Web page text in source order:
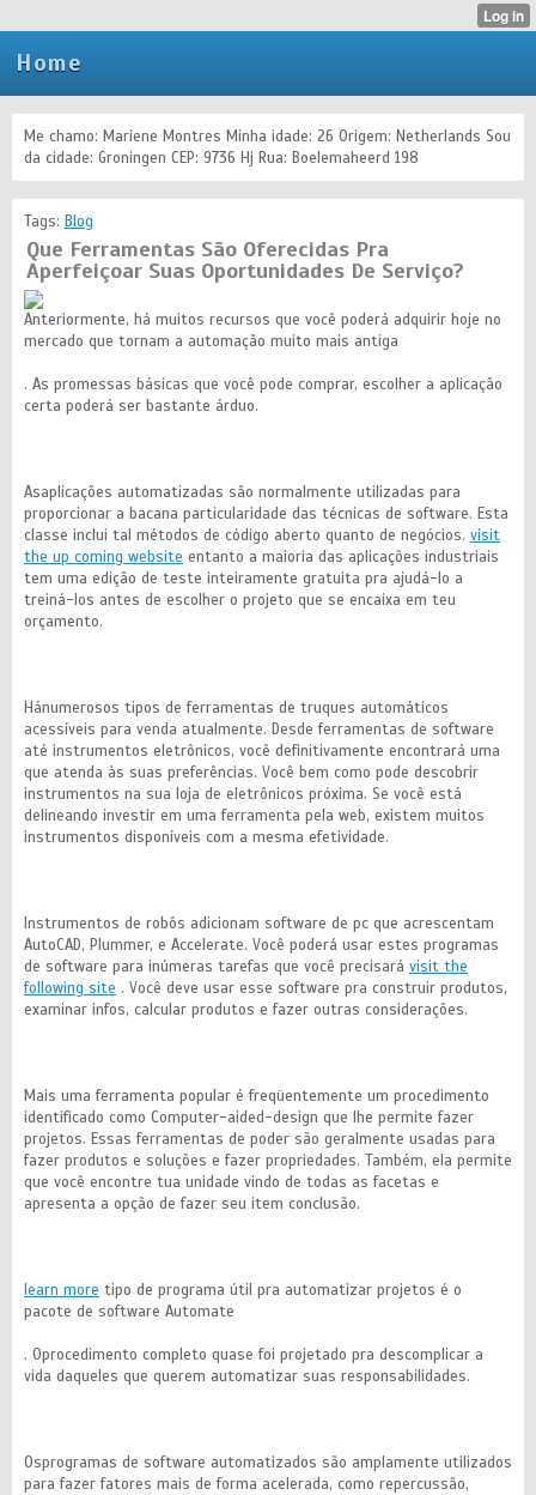
Home
Me chamo: Mariene Montres Minha idade: 26 Origem: Netherlands Sou
da cidade: Groningen CEP: 9736 Hj Rua: Boelemaheerd 198
Tags: Blog
Que Ferramentas São Oferecidas Pra
Aperfeiçoar Suas Oportunidades De Serviço?
Anteriormente, há muitos recursos que você poderá adquirir hoje no
mercado que tornam a automação muito mais antiga
. As promessas básicas que você pode comprar, escolher a aplicação
certa poderá ser bastante árduo.
Asaplicações automatizadas são normalmente utilizadas para
proporcionar a bacana particularidade das técnicas de software. Esta
classe inclui tal métodos de código aberto quanto de negócios. visit
the up coming website entanto a maioria das aplicações industriais
tem uma edição de teste inteiramente gratuita pra ajudá-lo a
treiná-los antes de escolher o projeto que se encaixa em teu
orçamento.
Hánumerosos tipos de ferramentas de truques automáticos
acessíveis para venda atualmente. Desde ferramentas de software
até instrumentos eletrônicos, você definitivamente encontrará uma
que atenda às suas preferências. Você bem como pode descobrir
instrumentos na sua loja de eletrônicos próxima. Se você está
delineando investir em uma ferramenta pela web, existem muitos
instrumentos disponíveis com a mesma efetividade.
Instrumentos de robôs adicionam software de pc que acrescentam
AutoCAD, Plummer, e Accelerate. Você poderá usar estes programas
de software para inúmeras tarefas que você precisará visit the
following site . Você deve usar esse software pra construir produtos,
examinar infos, calcular produtos e fazer outras considerações.
Mais uma ferramenta popular é freqüentemente um procedimento
identificado como Computer-aided-design que lhe permite fazer
projetos. Essas ferramentas de poder são geralmente usadas para
fazer produtos e soluções e fazer propriedades. Também, ela permite
que você encontre tua unidade vindo de todas as facetas e
apresenta a opção de fazer seu item conclusão.
learn more tipo de programa útil pra automatizar projetos é o
pacote de software Automate
. Oprocedimento completo quase foi projetado pra descomplicar a
vida daqueles que querem automatizar suas responsabilidades.
Osprogramas de software automatizados são amplamente utilizados
para fazer fatores mais de forma acelerada, como repercussão,